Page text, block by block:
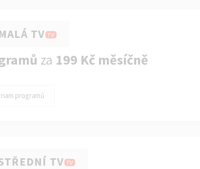
TV TV
za 199 Kč měsíčně
programů
TV TV